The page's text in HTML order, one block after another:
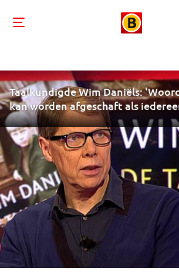
Taalkundigde Wim Daniëls:
kan worden afgeschaft als